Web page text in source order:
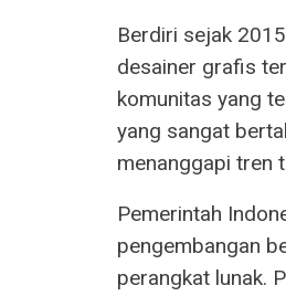
Berdiri sejak
desainer grafis
komunitas yang
yang sangat
menanggapi tren
Pemerintah
pengembangan
perangkat lunak.